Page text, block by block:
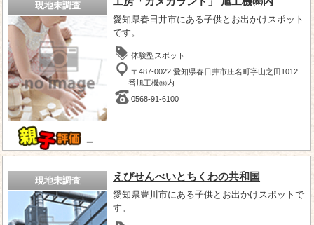
現地未調査
－
愛知県春日井市にある子供とお出かけスポット
です。
体験型スポット
〒487-0022 愛知県春日井市庄名町字山之田1012
番旭工機㈱内
0568-91-6100
現地未調査 えびせんべいとちくわの共和国
愛知県豊川市にある子供とお出かけスポットで
す。